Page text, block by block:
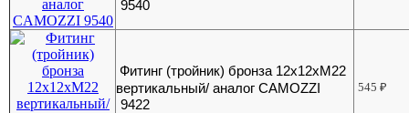
9540
Фитинг (тройник) бронза 12х12хМ22
вертикальный/ аналог CAMOZZI
9422
545₽